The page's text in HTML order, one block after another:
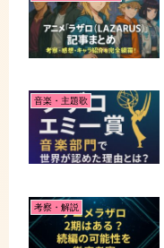
音楽・主題歌
考察・解説